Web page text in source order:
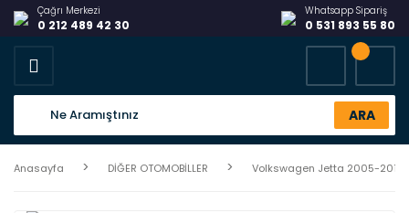
Çağrı Merkezi
0 212 489 42 30
Whatsapp Sipariş
0 531 893 55 80
ARA
Anasayfa DİĞER OTOMOBİLLER Volkswagen Jetta 2005-2010